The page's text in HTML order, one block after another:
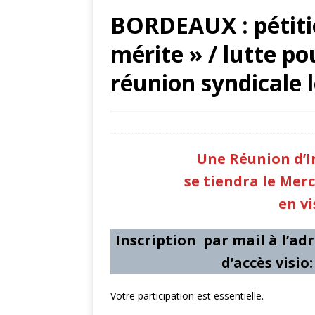
recrutements
[ 1 juin 2026 ]
plan santé
handicap /
de rentrée 2026
[ 28 mai 2026 ]
BORDEAUX :
mérite » / lutte
réunion syndicale
Une Réunion
se tiendra le
en
Inscription par mail à
d’accès
Votre participation est essentielle.